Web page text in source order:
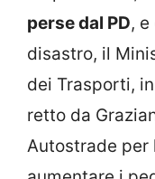
perse dal PD,
disastro, il
dei Trasporti,
retto da
Autostrade per